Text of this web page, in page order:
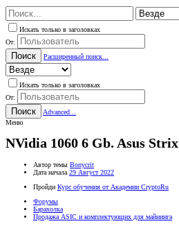
Искать только в заголовках
От:
Поиск Расширенный поиск...
Искать только в заголовках
От:
Поиск
Advanced...
Меню
NVidia 1060 6 Gb. Asus Strix
Автор темы Bonycrit
Дата начала 29 Август 2022
Пройди Курс обучения от Академии CryptoRu
Форумы
Барахолка
Продажа ASIC и комплектующих для майнинга